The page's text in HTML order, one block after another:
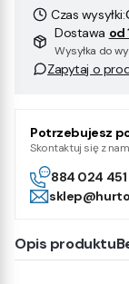
Czas wysyłki:
Dostawa od
Wysyłka do
Zapytaj o
Potrzebujesz
Skontaktuj się z
884 024 451
Opis produktu